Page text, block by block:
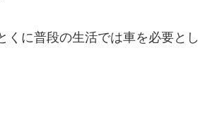
くに普段の生活では車を必要とし